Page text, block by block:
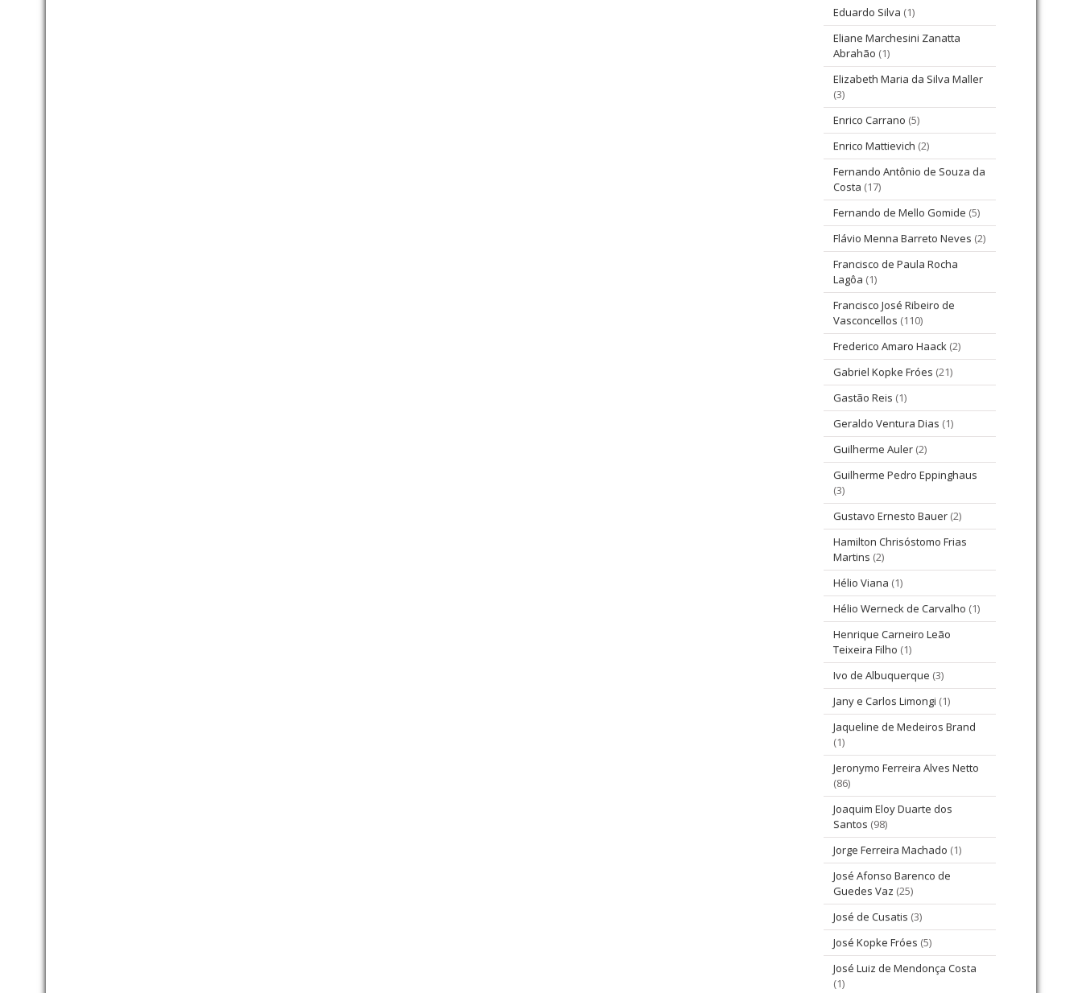
Eduardo Silva (1)
Eliane Marchesini Zanatta
Abrahão (1)
Elizabeth Maria da Silva Maller
(3)
Enrico Carrano (5)
Enrico Mattievich (2)
Fernando Antônio de Souza da
Costa (17)
Fernando de Mello Gomide (5)
Flávio Menna Barreto Neves (2)
Francisco de Paula Rocha
Lagôa (1)
Francisco José Ribeiro de
Vasconcellos (110)
Frederico Amaro Haack (2)
Gabriel Kopke Fróes (21)
Gastão Reis (1)
Geraldo Ventura Dias (1)
Guilherme Auler (2)
Guilherme Pedro Eppinghaus
(3)
Gustavo Ernesto Bauer (2)
Hamilton Chrisóstomo Frias
Martins (2)
Hélio Viana (1)
Hélio Werneck de Carvalho (1)
Henrique Carneiro Leão
Teixeira Filho (1)
Ivo de Albuquerque (3)
Jany e Carlos Limongi (1)
Jaqueline de Medeiros Brand
(1)
Jeronymo Ferreira Alves Netto
(86)
Joaquim Eloy Duarte dos
Santos (98)
Jorge Ferreira Machado (1)
José Afonso Barenco de
Guedes Vaz (25)
José de Cusatis (3)
José Kopke Fróes (5)
José Luiz de Mendonça Costa
(1)